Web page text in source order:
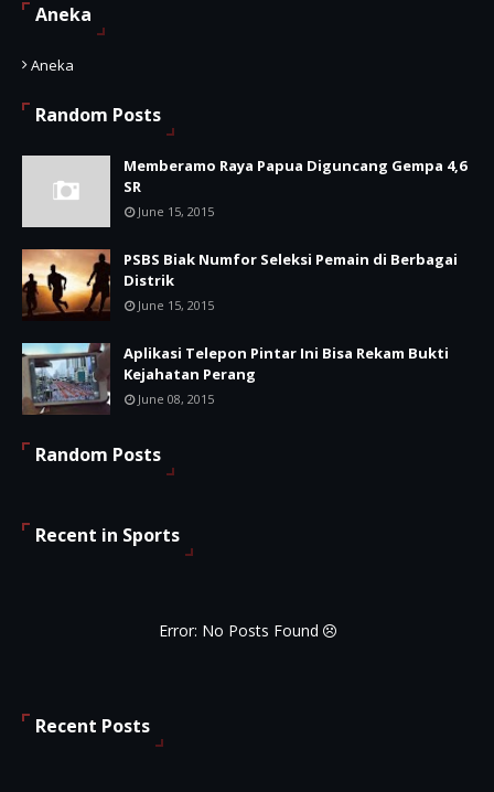
Aneka
Aneka
Random Posts
Memberamo Raya Papua Diguncang Gempa 4,6
SR
June 15, 2015
PSBS Biak Numfor Seleksi Pemain di Berbagai
Distrik
June 15, 2015
Aplikasi Telepon Pintar Ini Bisa Rekam Bukti
Kejahatan Perang
June 08, 2015
Random Posts
Recent in Sports
Error: No Posts Found
Recent Posts